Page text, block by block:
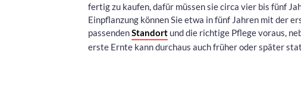
fertig zu kaufen, dafür müssen sie circa vier bis fünf
Einpflanzung können Sie etwa in fünf Jahren mit der
passendenStandort und die richtige Pflege voraus,
erste Ernte kann durchaus auch früher oder später